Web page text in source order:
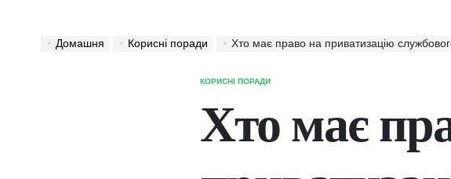
Домашня Корисні поради Хто має право на приватизацію
ОПУБЛІКУВАТИ
КОРИСНІ ПОРАДИ
Хто має